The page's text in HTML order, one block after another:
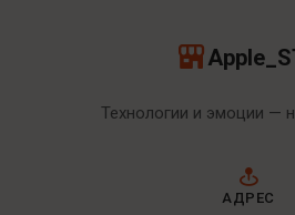
Технологии и эмоции —
АДРЕС